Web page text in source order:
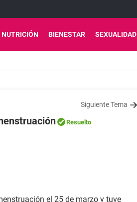
NUTRICIÓN BIENESTAR SEXUALIDAD
Siguiente Tema
Resuelto
el 25 de marzo y tuve